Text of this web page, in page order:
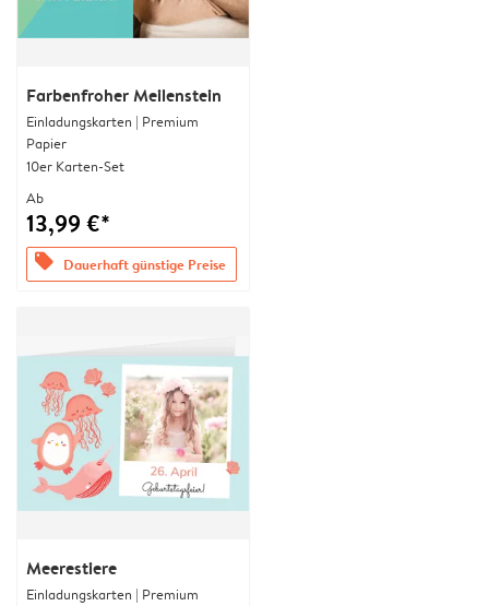
Farbenfroher Meilenstein
Einladungskarten | Premium
Papier
10er Karten-Set
Ab
13,99 €*
offers Dauerhaft günstige Preise
Meerestiere
Einladungskarten | Premium